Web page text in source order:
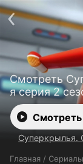
Смотреть
я серия 2
Суперкрылья.
Главная / Сериалы
Поддержка:
О сервисе
Политика
Открыть
Установить на ТВ